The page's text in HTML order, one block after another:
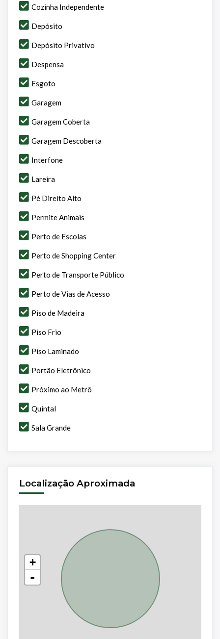
Cozinha Independente
Depósito
Depósito Privativo
Despensa
Esgoto
Garagem
Garagem Coberta
Garagem Descoberta
Interfone
Lareira
Pé Direito Alto
Permite Animais
Perto de Escolas
Perto de Shopping Center
Perto de Transporte Público
Perto de Vias de Acesso
Piso de Madeira
Piso Frio
Piso Laminado
Portão Eletrônico
Próximo ao Metrô
Quintal
Sala Grande
Localização Aproximada
+
-